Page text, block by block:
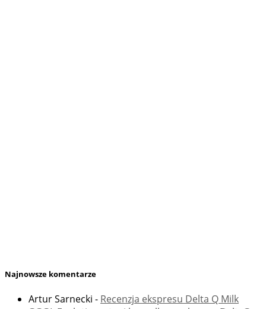
Najnowsze komentarze
Artur Sarnecki - Recenzja ekspresu Delta Q Milk